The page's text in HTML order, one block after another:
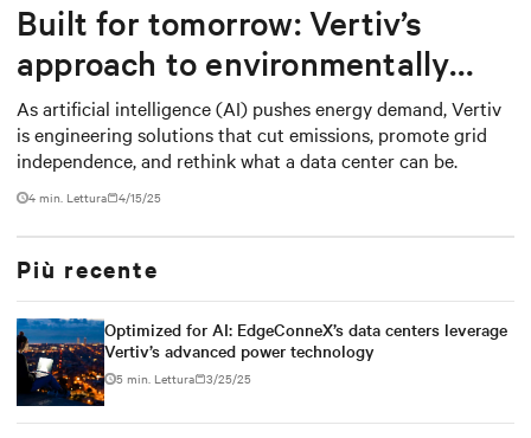
Built for tomorrow: Vertiv’s
approach to environmentally
responsible infrastructure
As artificial intelligence (AI) pushes energy demand, Vertiv
is engineering solutions that cut emissions, promote grid
independence, and rethink what a data center can be.
4 min. Lettura 4/15/25
Più recente
Optimized for AI: EdgeConneX’s data centers leverage
Vertiv’s advanced power technology
5 min. Lettura 3/25/25